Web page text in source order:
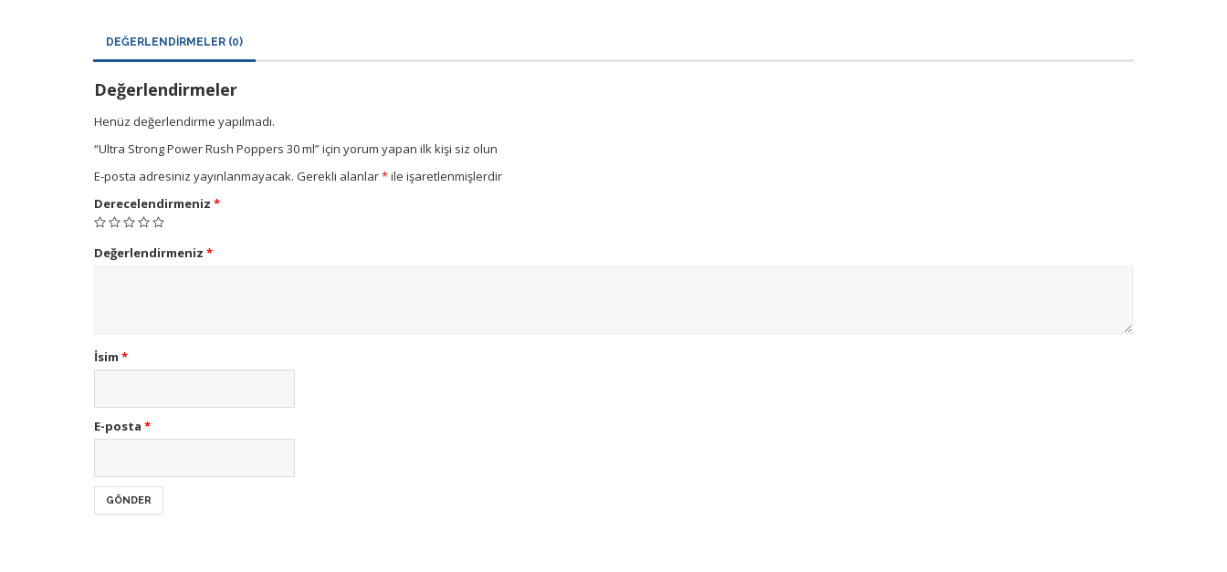
DEĞERLENDIRMELER (0)
Değerlendirmeler
Henüz değerlendirme yapılmadı.
“Ultra Strong Power Rush Poppers 30 ml” için yorum yapan ilk kişi siz olun
E-posta adresiniz yayınlanmayacak. Gerekli alanlar*ile işaretlenmişlerdir
Derecelendirmeniz *
Değerlendirmeniz *
İsim *
E-posta *